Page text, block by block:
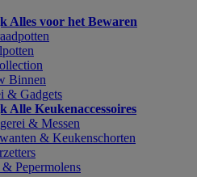
Alles voor het Bewaren
Binnen
& Gadgets
Alle Keukenaccessoires
& Messen
& Keukenschorten
Pepermolens